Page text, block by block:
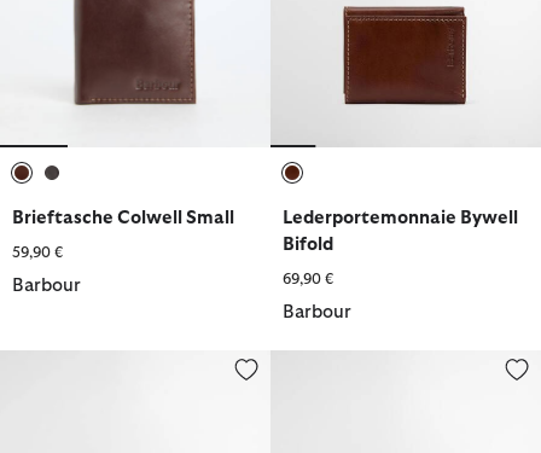
Brieftasche Colwell Small
59,90 €
Barbour
Lederportemonnaie Bywell
Bifold
69,90 €
Barbour
Barbour Leder-Kartenhalter